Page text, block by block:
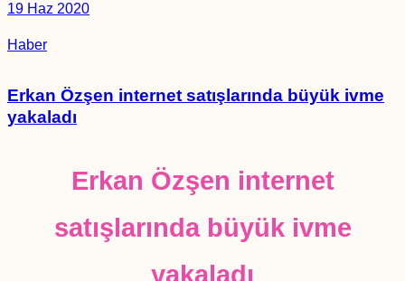
19 Haz 2020
Haber
Erkan Özşen internet satışlarında büyük ivme
yakaladı
Erkan Özşen internet
satışlarında büyük ivme
yakaladı